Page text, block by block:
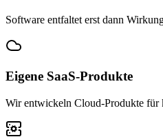
Software entfaltet erst dann
Eigene SaaS-Produkte
Wir entwickeln Cloud-Produkte für